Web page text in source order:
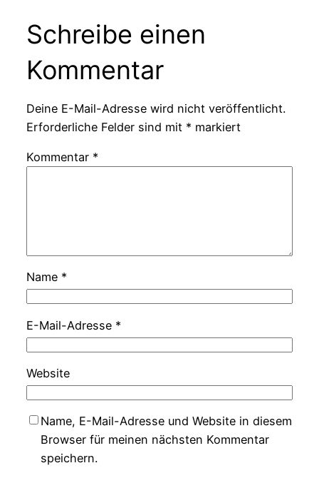
Schreibe einen
Kommentar
Deine E-Mail-Adresse wird nicht veröffentlicht.
Erforderliche Felder sind mit * markiert
Kommentar *
Name *
E-Mail-Adresse *
Website
Name, E-Mail-Adresse und Website in diesem
Browser für meinen nächsten Kommentar
speichern.